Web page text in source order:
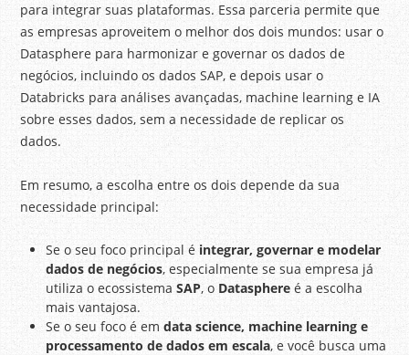
para integrar suas plataformas. Essa parceria permite que
as empresas aproveitem o melhor dos dois mundos: usar o
Datasphere para harmonizar e governar os dados de
negócios, incluindo os dados SAP, e depois usar o
Databricks para análises avançadas, machine learning e IA
sobre esses dados, sem a necessidade de replicar os
dados.
Em resumo, a escolha entre os dois depende da sua
necessidade principal:
Se o seu foco principal é integrar, governar e modelar
dados de negócios, especialmente se sua empresa já
utiliza o ecossistemaSAP, o Datasphere é a escolha
mais vantajosa.
Se o seu foco é emdata science, machine learning e
processamento de dados em escala, e você busca uma